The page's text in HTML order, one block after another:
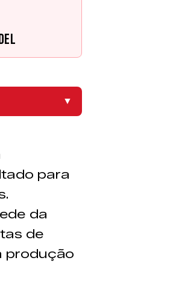
▼
para
da
de
produção